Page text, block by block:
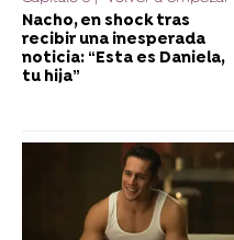
Nacho, en shock tras
recibir una inesperada
noticia: “Esta es Daniela,
tu hija”